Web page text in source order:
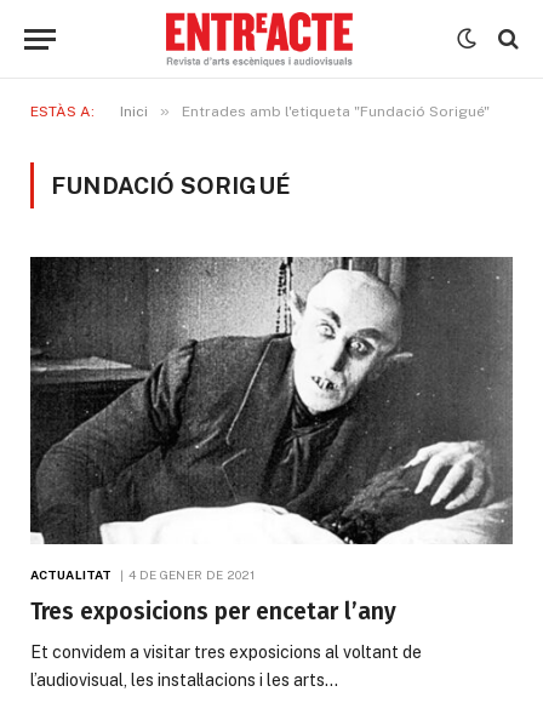
ESTÀS A: Inici » Entrades amb l'etiqueta "Fundació Sorigué"
FUNDACIÓ SORIGUÉ
ACTUALITAT 4 DE GENER DE 2021
Tres exposicions per encetar l’any
Et convidem a visitar tres exposicions al voltant de
l’audiovisual, les instal·lacions i les arts…